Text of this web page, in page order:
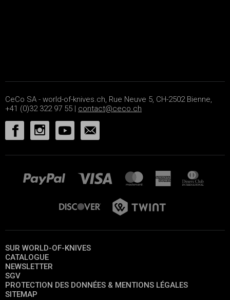
CeCo SA - world-of-knives.ch, Rue Neuve 5, CH-2502 Bienne,
+41 (0)32 322 97 55 | contact@ceco.ch
SUR WORLD-OF-KNIVES
CATALOGUE
NEWSLETTER
SGV
PROTECTION DES DONNÉES & MENTIONS LÉGALES
SITEMAP